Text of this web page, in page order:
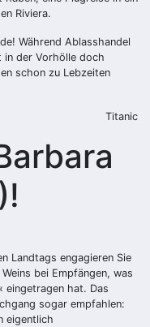
Riviera.
Während Ablasshandel
in der Vorhölle doch
schon zu Lebzeiten
Titanic
Landtags engagieren Sie
bei Empfängen, was
eingetragen hat. Das
sogar empfahlen:
eigentlich